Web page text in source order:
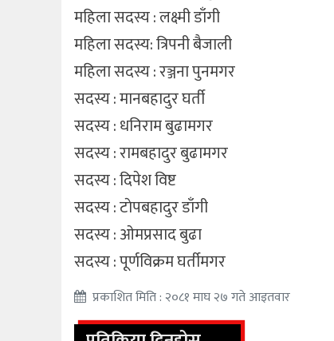
महिला सदस्य : लक्ष्मी डाँगी
महिला सदस्य: त्रिपनी बैजाली
महिला सदस्य : रञ्जना पुनमगर
सदस्य : मानबहादुर घर्ती
सदस्य : धनिराम बुढामगर
सदस्य : रामबहादुर बुढामगर
सदस्य : दिपेश विष्ट
सदस्य : टाेपबहादुर डाँगी
सदस्य : ओमप्रसाद बुढा
सदस्य : पूर्णविक्रम घर्तीमगर
प्रकाशित मिति : २०८१ माघ २७ गते आइतवार